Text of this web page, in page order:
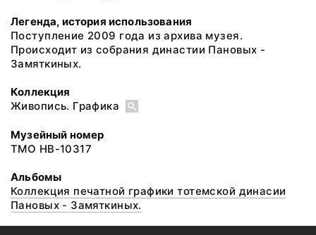
Легенда, история использования
Поступление 2009 года из архива музея.
Происходит из собрания династии Пановых -
Замяткиных.
Коллекция
Живопись. Графика
Музейный номер
ТМО НВ-10317
Альбомы
Коллекция печатной графики тотемской динасии
Пановых - Замяткиных.